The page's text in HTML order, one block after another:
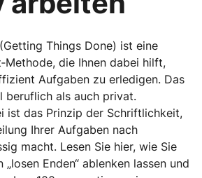
Things Done) ist eine
die Ihnen dabei hilft,
Aufgaben zu erledigen. Das
als auch privat.
ist das Prinzip der Schriftlichkeit,
Ihrer Aufgaben nach
macht. Lesen Sie hier, wie Sie
Enden“ ablenken lassen und